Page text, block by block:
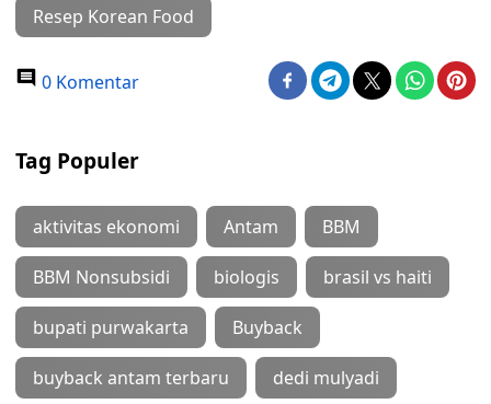
Resep Korean Food
0 Komentar
Tag Populer
aktivitas ekonomi Antam BBM
BBM Nonsubsidi biologis brasil vs haiti
bupati purwakarta Buyback
buyback antam terbaru dedi mulyadi